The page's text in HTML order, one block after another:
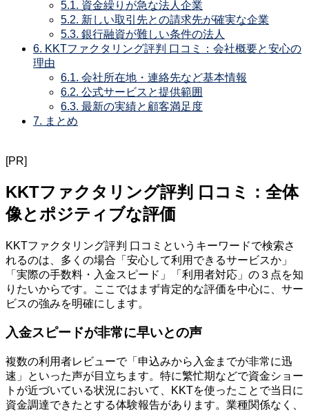
5.1. 資金繰りが急な法人企業
5.2. 新しい取引先との請求先が確実な企業
5.3. 銀行融資が難しい条件の法人
6. KKTファクタリング評判 口コミ：会社概要と安心の
理由
6.1. 会社所在地・連絡先など基本情報
6.2. 公式サービスと提供範囲
6.3. 最新の実績と顧客満足度
7. まとめ
[PR]
KKTファクタリング評判 口コミ：全体
像とポジティブな評価
KKTファクタリング評判 口コミというキーワードで検索さ
れるのは、多くの場合「安心して利用できるサービスか」
「実際の手数料・入金スピード」「利用者対応」の３点を知
りたいからです。ここではまず肯定的な評価を中心に、サー
ビスの強みを明確にします。
入金スピードが非常に早いとの声
複数の利用者レビューで「申込みから入金までが非常に迅
速」といった声が目立ちます。特に繁忙期などで資金ショー
トが近づいている状況において、KKTを使ったことで当日に
資金調達できたとする体験報告があります。業種関係なく、